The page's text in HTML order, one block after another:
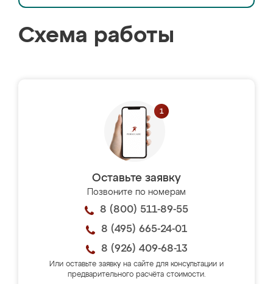
Схема работы
Оставьте заявку
Позвоните по номерам
8 (800) 511-89-55
8 (495) 665-24-01
8 (926) 409-68-13
Или оставьте заявку на сайте для консультации и
предварительного расчёта стоимости.